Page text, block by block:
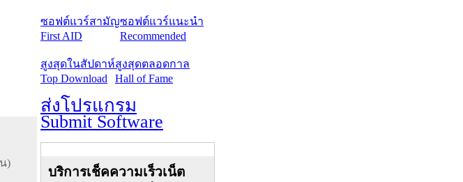
)
ซอฟต์แวร์สามัญ
First AID
ซอฟต์แวร์แนะนำ
Recommended
สูงสุดในสัปดาห์
Top Download
สูงสุดตลอดกาล
Hall of Fame
ส่งโปรแกรม
Submit Software
บริการเช็คความเร็วเน็ต